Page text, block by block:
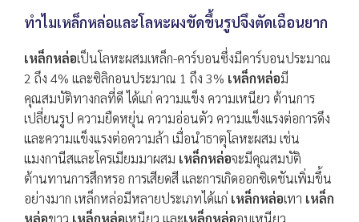
ทำไมเหล็กหล่อและโลหะผงขัดขึ้นรูปจึงตัดเฉือนยาก
เหล็กหล่อเป็นโลหะผสมเหล็ก-คาร์บอนซึ่งมีคาร์บอนประมาณ
2 ถึง 4% และซิลิกอนประมาณ 1 ถึง 3% เหล็กหล่อมี
คุณสมบัติทางกลที่ดี ได้แก่ ความแข็ง ความเหนียว ต้านการ
เปลี่ยนรูป ความยืดหยุ่น ความอ่อนตัว ความแข็งแรงต่อการดึง
และความแข็งแรงต่อความล้า เมื่อนำธาตุโลหะผสม เช่น
แมงกานีสและโครเมียมมาผสม เหล็กหล่อจะมีคุณสมบัติ
ต้านทานการสึกหรอ การเสียดสี และการเกิดออกซิเดชันเพิ่มขึ้น
อย่างมาก เหล็กหล่อมีหลายประเภทได้แก่ เหล็กหล่อเทา เหล็ก
หล่อขาว เหล็กหล่อเหนียว และเหล็กหล่ออบเหนียว